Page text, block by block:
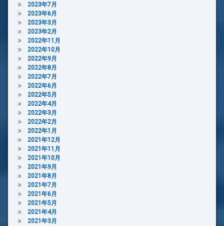
2023年7月
2023年6月
2023年3月
2023年2月
2022年11月
2022年10月
2022年9月
2022年8月
2022年7月
2022年6月
2022年5月
2022年4月
2022年3月
2022年2月
2022年1月
2021年12月
2021年11月
2021年10月
2021年9月
2021年8月
2021年7月
2021年6月
2021年5月
2021年4月
2021年3月